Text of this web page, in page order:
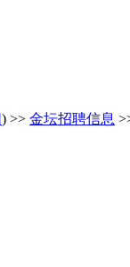
) >> 金坛招聘信息